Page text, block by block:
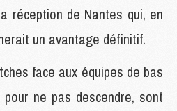
réception de Nantes qui, en
un avantage définitif.
face aux équipes de bas
ne pas descendre, sont